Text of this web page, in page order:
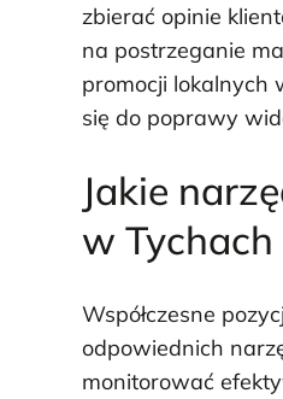
zbierać opinie
na postrzeganie
promocji lokalnych
się do poprawy
Jakie
w Tychach
Współczesne
odpowiednich
monitorować